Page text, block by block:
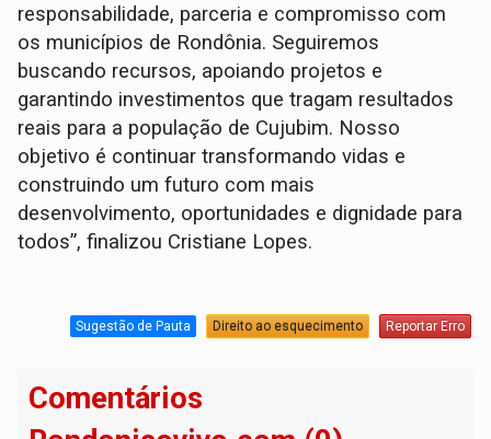
responsabilidade, parceria e compromisso com
os municípios de Rondônia. Seguiremos
buscando recursos, apoiando projetos e
garantindo investimentos que tragam resultados
reais para a população de Cujubim. Nosso
objetivo é continuar transformando vidas e
construindo um futuro com mais
desenvolvimento, oportunidades e dignidade para
todos”, finalizou Cristiane Lopes.
Sugestão de Pauta Direito ao esquecimento Reportar Erro
Comentários